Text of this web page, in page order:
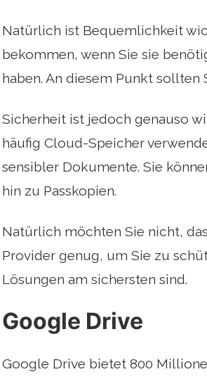
Natürlich ist Bequemlichkeit
bekommen, wenn Sie sie
haben. An diesem Punkt sollten
Sicherheit ist jedoch genauso
häufig Cloud-Speicher
sensibler Dokumente. Sie
hin zu Passkopien.
Natürlich möchten Sie nicht,
Provider genug, um Sie zu
Lösungen am sichersten sind.
Google Drive
Google Drive bietet 800